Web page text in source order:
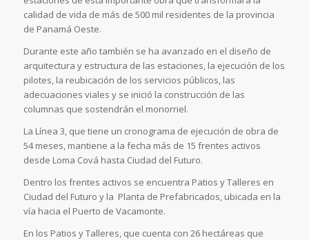
calidad de vida de más de 500 mil residentes de la provincia
de Panamá Oeste.
Durante este año también se ha avanzado en el diseño de
arquitectura y estructura de las estaciones, la ejecución de los
pilotes, la reubicación de los servicios públicos, las
adecuaciones viales y se inició la construcción de las
columnas que sostendrán el monorriel.
La Línea 3, que tiene un cronograma de ejecución de obra de
54 meses, mantiene a la fecha más de 15 frentes activos
desde Loma Cová hasta Ciudad del Futuro.
Dentro los frentes activos se encuentra Patios y Talleres en
Ciudad del Futuro y la Planta de Prefabricados, ubicada en la
vía hacia el Puerto de Vacamonte.
En los Patios y Talleres, que cuenta con 26 hectáreas que